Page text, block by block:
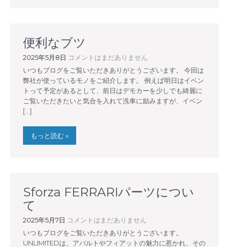
便利なブツ
2025年5月8日 コメントはまだありません
いつもブログをご覧いただきありがとうございます。 今回は
弊社が使っているモノをご紹介します。 例えば明日はイベン
トって予定があるとして、前日はデモカーを少しでも綺麗に
ご覧いただきたいと気合を入れて洗車に励みますが、イベン
[…]
もっと読む »
Sforza FERRARIパーツについ
て
2025年5月7日 コメントはまだありません
いつもブログをご覧いただきありがとうございます。
UNLIMITEDは、アバルトやフィアットの魅力に惹かれ、その